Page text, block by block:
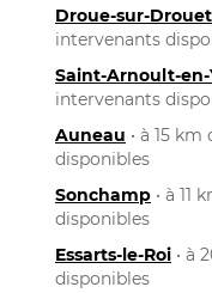
Droue-sur-
intervenants
Saint-Arnoult-en-
intervenants
Auneau • à 15
disponibles
Sonchamp • à 11
disponibles
Essarts-le-Roi • à
disponibles